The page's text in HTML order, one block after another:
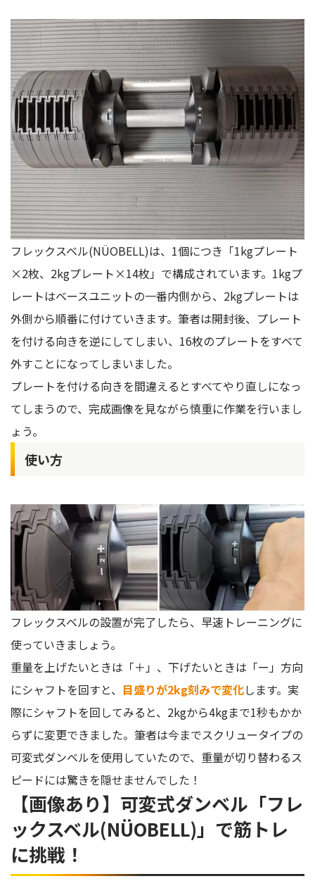
フレックスベル(NÜOBELL)は、1個につき「1kgプレート
×2枚、2kgプレート×14枚」で構成されています。1kgプ
レートはベースユニットの一番内側から、2kgプレートは
外側から順番に付けていきます。筆者は開封後、プレート
を付ける向きを逆にしてしまい、16枚のプレートをすべて
外すことになってしまいました。
プレートを付ける向きを間違えるとすべてやり直しになっ
てしまうので、完成画像を見ながら慎重に作業を行いまし
ょう。
使い方
フレックスベルの設置が完了したら、早速トレーニングに
使っていきましょう。
重量を上げたいときは「＋」、下げたいときは「ー」方向
にシャフトを回すと、 目盛りが2kg刻みで変化します。実
際にシャフトを回してみると、2kgから4kgまで1秒もかか
らずに変更できました。筆者は今までスクリュータイプの
可変式ダンベルを使用していたので、重量が切り替わるス
ピードには驚きを隠せませんでした！
【画像あり】可変式ダンベル「フレ
ックスベル(NÜOBELL)」で筋トレ
に挑戦！